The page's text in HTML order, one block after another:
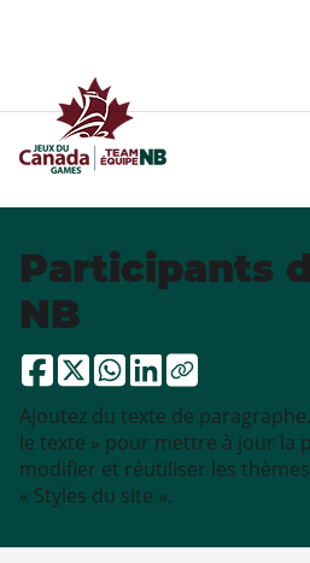
Participants
NB
Ajoutez du texte de
le texte » pour mettre à jour la
modifier et réutiliser les
« Styles du site ».